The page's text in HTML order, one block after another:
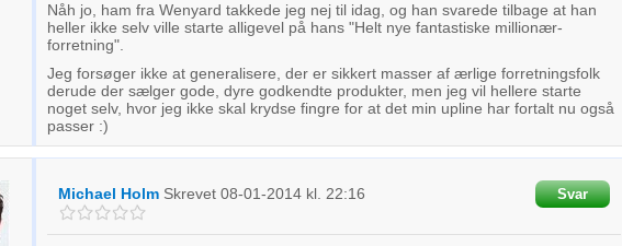
Nåh jo, ham fra Wenyard takkede jeg nej til idag, og han svarede tilbage at han
heller ikke selv ville starte alligevel på hans "Helt nye fantastiske millionær-
forretning".
Jeg forsøger ikke at generalisere, der er sikkert masser af ærlige forretningsfolk
derude der sælger gode, dyre godkendte produkter, men jeg vil hellere starte
noget selv, hvor jeg ikke skal krydse fingre for at det min upline har fortalt nu også
passer :)
Michael Holm Skrevet 08-01-2014kl. 22:16 Svar